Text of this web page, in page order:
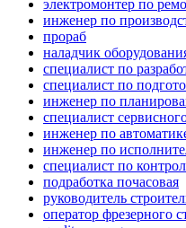
электромонтер по
инженер по
прораб
наладчик
специалист по
специалист по
инженер по
специалист
инженер по
инженер по
специалист по
подработка почасовая
руководитель
оператор фрезерного